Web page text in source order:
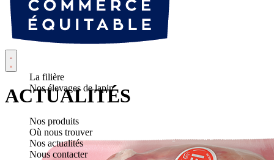
La filière
Nos élevages de lapin
Nos produits
Où nous trouver
Nos actualités
Nous contacter
ACTUALITÉS